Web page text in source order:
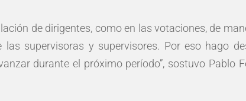
de dirigentes, como en las votaciones, de
supervisoras y supervisores. Por eso hago
durante el próximo período”, sostuvo Pablo